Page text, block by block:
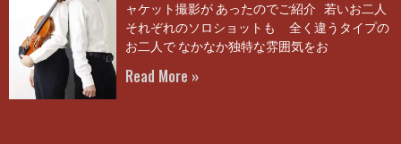
ャケット撮影が あったのでご紹介 若いお二人
それぞれのソロショットも 全く違うタイプの
お二人で なかなか独特な雰囲気をお
Read More »